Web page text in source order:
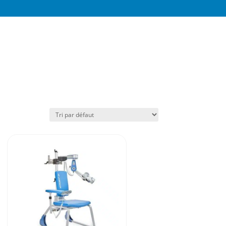
les meilleures
après-vente